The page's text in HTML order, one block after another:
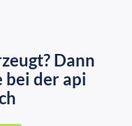
Dann
bei der api